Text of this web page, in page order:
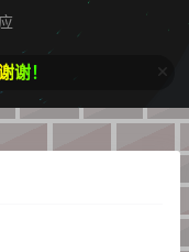
谢！